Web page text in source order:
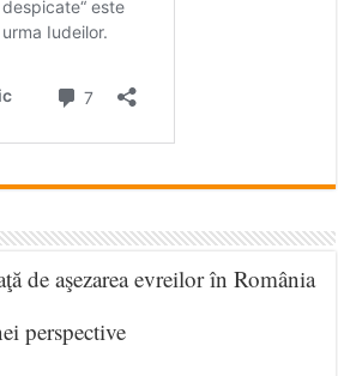
de aşezarea evreilor în România
perspective